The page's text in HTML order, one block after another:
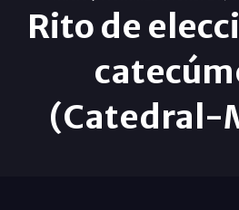
Rito de
(Catedral-